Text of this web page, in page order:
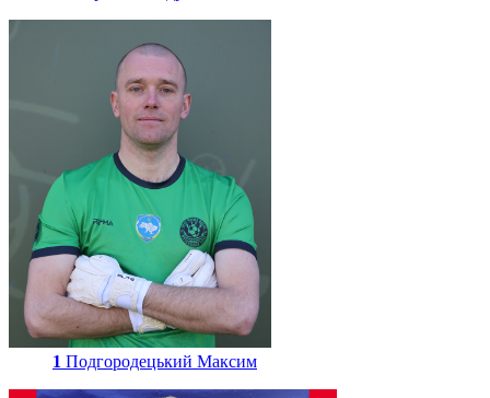
1 Подгородецький Максим